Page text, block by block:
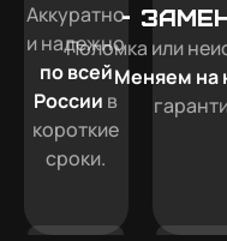
Аккуратно
и надежно
по всей
России в
короткие
сроки.
-
Поломка или
Меняем на